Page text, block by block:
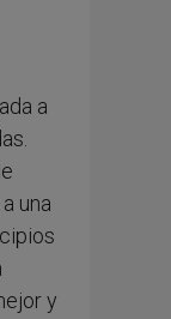
a
una
y